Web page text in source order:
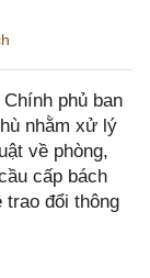
phủ ban
nhằm xử lý
về phòng,
cấp bách
đổi thông